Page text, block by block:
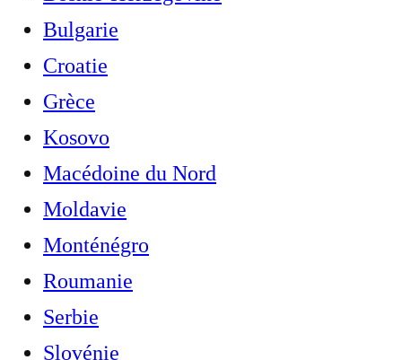
Bulgarie
Croatie
Grèce
Kosovo
Macédoine du Nord
Moldavie
Monténégro
Roumanie
Serbie
Slovénie